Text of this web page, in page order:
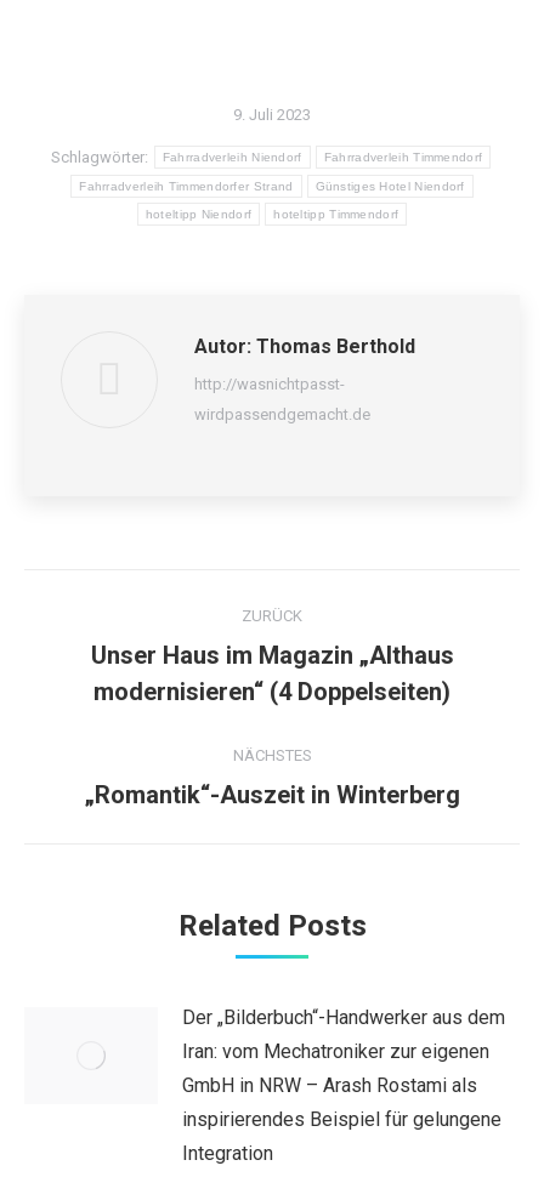
9. Juli 2023
Schlagwörter: Fahrradverleih Niendorf Fahrradverleih Timmendorf
Fahrradverleih Timmendorfer Strand Günstiges Hotel Niendorf
hoteltipp Niendorf hoteltipp Timmendorf
Autor: Thomas Berthold
http://wasnichtpasst-
wirdpassendgemacht.de
Kommentarnavigation
ZURÜCK
Vorheriger
Beitrag:
Unser Haus im Magazin „Althaus
modernisieren“ (4 Doppelseiten)
NÄCHSTES
Nächster
„Romantik“-Auszeit in Winterberg
Related Posts
Der „Bilderbuch“-Handwerker aus dem
Iran: vom Mechatroniker zur eigenen
GmbH in NRW – Arash Rostami als
inspirierendes Beispiel für gelungene
Integration